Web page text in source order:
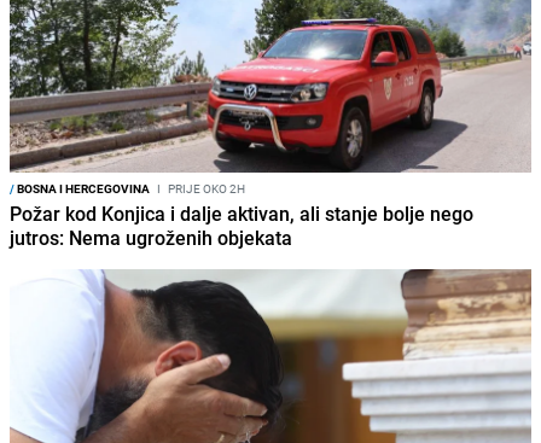
/BOSNA I HERCEGOVINA I PRIJE OKO 2H
Požar kod Konjica i dalje aktivan, ali stanje bolje nego
jutros: Nema ugroženih objekata